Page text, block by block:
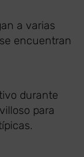
a varias
encuentran
durante
para